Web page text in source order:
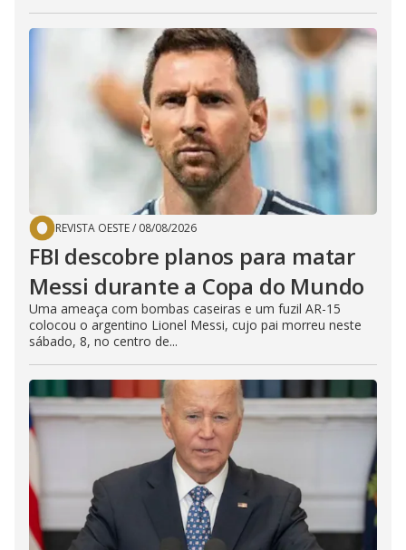
REVISTA OESTE/ 08/08/2026
FBI descobre planos para matar
Messi durante a Copa do Mundo
Uma ameaça com bombas caseiras e um fuzil AR-15
colocou o argentino Lionel Messi, cujo pai morreu neste
sábado, 8, no centro de...